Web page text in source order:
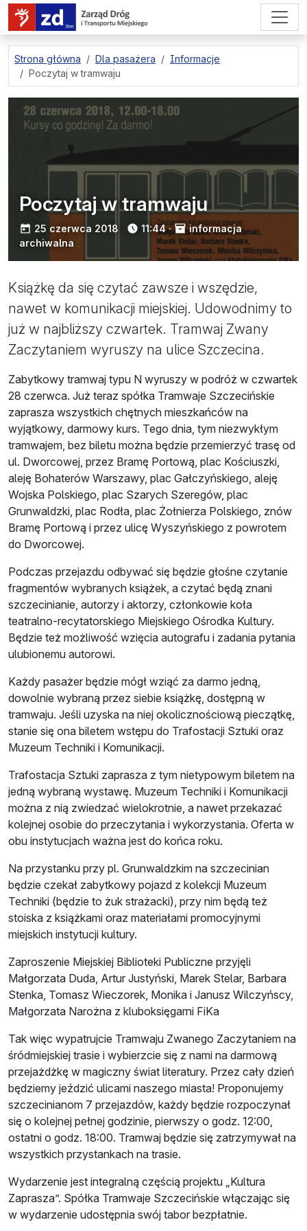
przejdź do treści strony
Strona główna Dla pasażera
Informacje
Poczytaj w tramwaju
Poczytaj w tramwaju
opublikowano:
25 czerwca 2018 11:44·
informacja
archiwalna
Książkę da się czytać zawsze i wszędzie,
nawet w komunikacji miejskiej. Udowodnimy to
już w najbliższy czwartek. Tramwaj Zwany
Zaczytaniem wyruszy na ulice Szczecina.
Zabytkowy tramwaj typu N wyruszy w podróż w czwartek
28 czerwca. Już teraz spółka Tramwaje Szczecińskie
zaprasza wszystkich chętnych mieszkańców na
wyjątkowy, darmowy kurs. Tego dnia, tym niezwykłym
tramwajem, bez biletu można będzie przemierzyć trasę od
ul. Dworcowej, przez Bramę Portową, plac Kościuszki,
aleję Bohaterów Warszawy, plac Gałczyńskiego, aleję
Wojska Polskiego, plac Szarych Szeregów, plac
Grunwaldzki, plac Rodła, plac Żołnierza Polskiego, znów
Bramę Portową i przez ulicę Wyszyńskiego z powrotem
do Dworcowej.
Podczas przejazdu odbywać się będzie głośne czytanie
fragmentów wybranych książek, a czytać będą znani
szczecinianie, autorzy i aktorzy, członkowie koła
teatralno-recytatorskiego Miejskiego Ośrodka Kultury.
Będzie też możliwość wzięcia autografu i zadania pytania
ulubionemu autorowi.
Każdy pasażer będzie mógł wziąć za darmo jedną,
dowolnie wybraną przez siebie książkę, dostępną w
tramwaju. Jeśli uzyska na niej okolicznościową pieczątkę,
stanie się ona biletem wstępu do Trafostacji Sztuki oraz
Muzeum Techniki i Komunikacji.
Trafostacja Sztuki zaprasza z tym nietypowym biletem na
jedną wybraną wystawę. Muzeum Techniki i Komunikacji
można z nią zwiedzać wielokrotnie, a nawet przekazać
kolejnej osobie do przeczytania i wykorzystania. Oferta w
obu instytucjach ważna jest do końca roku.
Na przystanku przy pl. Grunwaldzkim na szczecinian
będzie czekał zabytkowy pojazd z kolekcji Muzeum
Techniki (będzie to żuk strażacki), przy nim będą też
stoiska z książkami oraz materiałami promocyjnymi
miejskich instytucji kultury.
Zaproszenie Miejskiej Biblioteki Publiczne przyjęli
Małgorzata Duda, Artur Justyński, Marek Stelar, Barbara
Stenka, Tomasz Wieczorek, Monika i Janusz Wilczyńscy,
Małgorzata Narożna z kluboksięgarni FiKa
Tak więc wypatrujcie Tramwaju Zwanego Zaczytaniem na
śródmiejskiej trasie i wybierzcie się z nami na darmową
przejażdżkę w magiczny świat literatury. Przez cały dzień
będziemy jeździć ulicami naszego miasta! Proponujemy
szczecinianom 7 przejazdów, każdy będzie rozpoczynał
się o kolejnej pełnej godzinie, pierwszy o godz. 12:00,
ostatni o godz. 18:00. Tramwaj będzie się zatrzymywał na
wszystkich przystankach na trasie.
Wydarzenie jest integralną częścią projektu „Kultura
Zaprasza”. Spółka Tramwaje Szczecińskie włączając się
w wydarzenie udostępnia swój tabor bezpłatnie.